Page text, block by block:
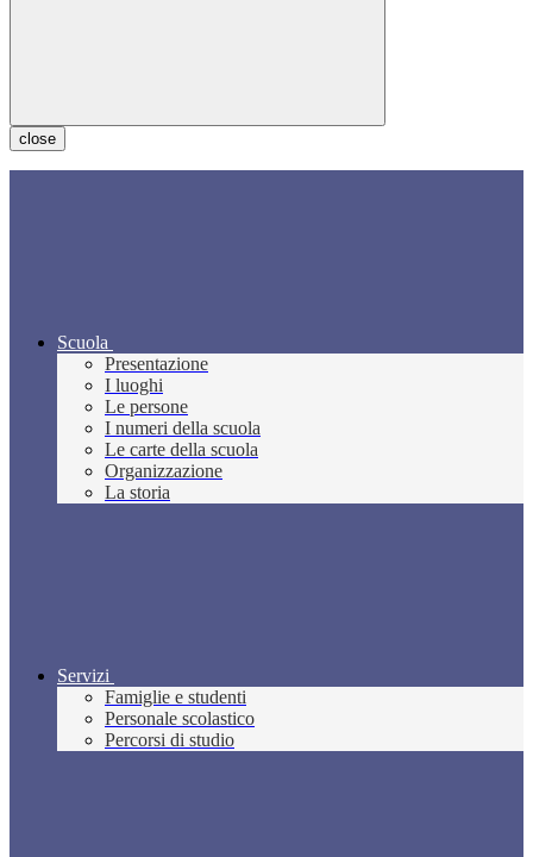
close
Scuola
Presentazione
I luoghi
Le persone
I numeri della scuola
Le carte della scuola
Organizzazione
La storia
Servizi
Famiglie e studenti
Personale scolastico
Percorsi di studio